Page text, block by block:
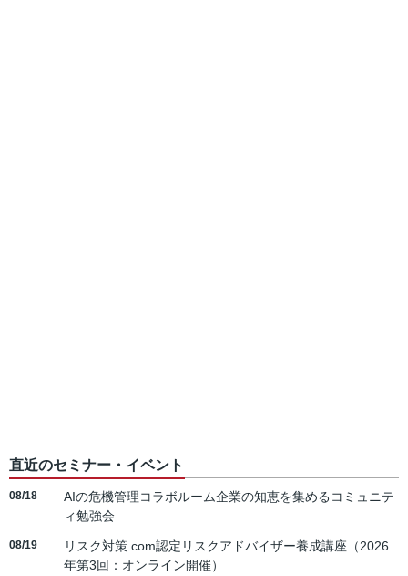
直近のセミナー・イベント
08/18
AIの危機管理コラボルーム企業の知恵を集めるコミュニテ
ィ勉強会
08/19
リスク対策.com認定リスクアドバイザー養成講座（2026
年第3回：オンライン開催）